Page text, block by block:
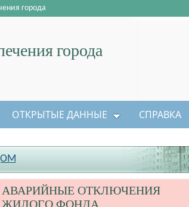
города
города
ОТКРЫТЫЕ ДАННЫЕ СПРАВКА
АВАРИЙНЫЕ ОТКЛЮЧЕНИЯ
ЖИЛОГО ФОНДА